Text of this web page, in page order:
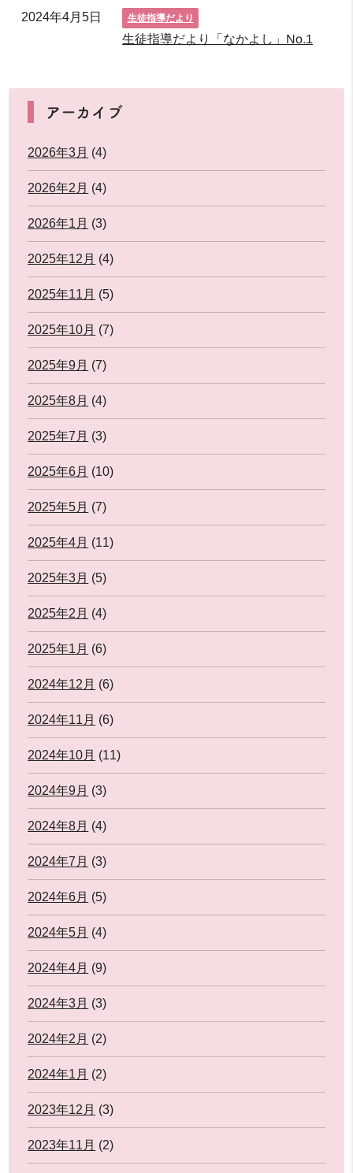
2024年4月5日 生徒指導だより
生徒指導だより「なかよし」No.1
アーカイブ
2026年3月 (4)
2026年2月 (4)
2026年1月 (3)
2025年12月 (4)
2025年11月 (5)
2025年10月 (7)
2025年9月 (7)
2025年8月 (4)
2025年7月 (3)
2025年6月 (10)
2025年5月 (7)
2025年4月 (11)
2025年3月 (5)
2025年2月 (4)
2025年1月 (6)
2024年12月 (6)
2024年11月 (6)
2024年10月 (11)
2024年9月 (3)
2024年8月 (4)
2024年7月 (3)
2024年6月 (5)
2024年5月 (4)
2024年4月 (9)
2024年3月 (3)
2024年2月 (2)
2024年1月 (2)
2023年12月 (3)
2023年11月 (2)